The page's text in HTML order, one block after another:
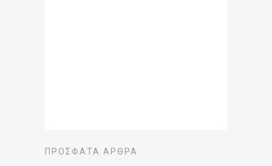
ΠΡΌΣΦΑΤΑ ΆΡΘΡΑ